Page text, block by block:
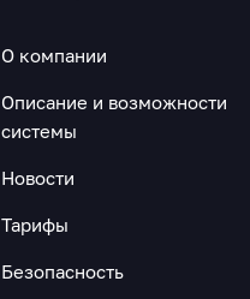
О компании
Описание и возможности
системы
Новости
Тарифы
Безопасность